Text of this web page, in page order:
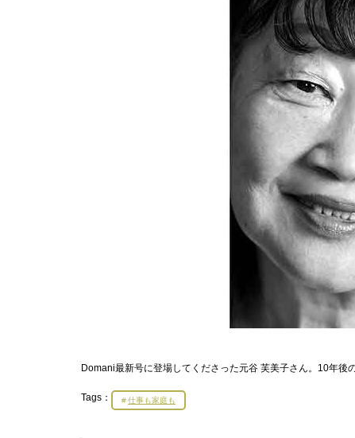
Domani最新号に登場してくださった元谷 芙美子さん。10年後
Tags： 仕事も家庭も